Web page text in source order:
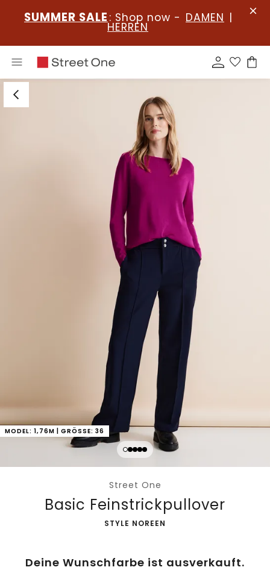
SUMMER SALE : Shop now - DAMEN |
HERREN
MODEL: 1,76M | GRÖSSE: 36
Street One
Basic Feinstrickpullover
-
STYLE NOREEN
Deine Wunschfarbe ist ausverkauft.